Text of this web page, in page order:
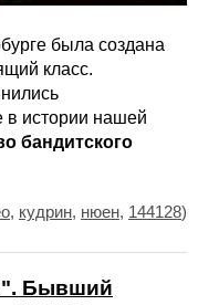
была создана
класс.
в истории нашей
бандитского
, кудрин, нюен, 144128)
Бывший